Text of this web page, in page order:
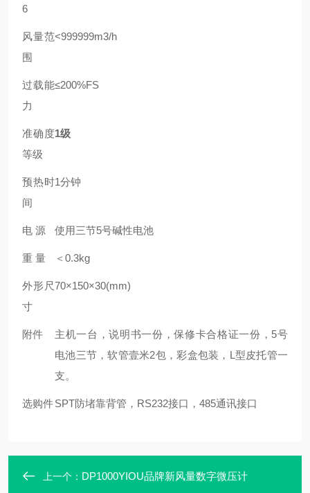
6
风量范
围
<999999m3/h
过载能
力
≤200%FS
准确度
等级
1级
预热时
间
1分钟
电 源 使用三节5号碱性电池
重 量 ＜ 0.3kg
外形尺
寸
70×150×30(mm)
附件 主机一台，说明书一份，保修卡合格证一份， 5号
电池三节，软管壹米2包，彩盒包装， L 型皮托管一
支。
选购件SPT防堵靠背管， RS232接口 ，485通讯接口
上一个： DP1000YIOU品牌新风量数字微压计